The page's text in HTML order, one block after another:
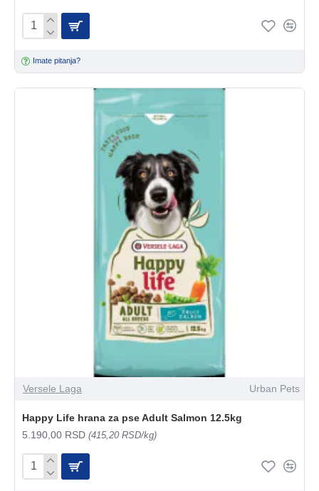
Imate pitanja?
Versele Laga Urban Pets
Happy Life hrana za pse Adult Salmon 12.5kg
5.190,00 RSD (415,20 RSD/kg)